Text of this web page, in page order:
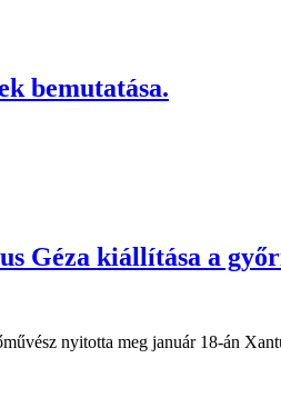
bemutatása.
Géza kiállítása a
nyitotta meg január 18-án